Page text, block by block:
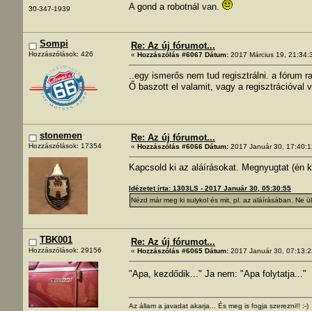
30-347-1939 A gond a robotnál van.
Sompi
Hozzászólások: 426
Re: Az új fórumot...
« Hozzászólás #6067 Dátum: 2017 Március 19,
..egy ismerős nem tud regisztrálni. a fórum
Ő baszott el valamit, vagy a regisztrációval
stonemen
Hozzászólások: 17354
Re: Az új fórumot...
« Hozzászólás #6066 Dátum: 2017 Január 30,
Kapcsold ki az aláírásokat. Megnyugtat (én
Idézetet írta: 1303LS - 2017 Január 30, 05:30:55
Nézd már meg ki sulykol és mit, pl. az aláírásában. Ne
TBK001
Hozzászólások: 29156
Re: Az új fórumot...
« Hozzászólás #6065 Dátum: 2017 Január 30,
"Apa, kezdődik..." Ja nem: "Apa folytatja..."
Az állam a javadat akarja... És meg is fogja szerezni!! :-)